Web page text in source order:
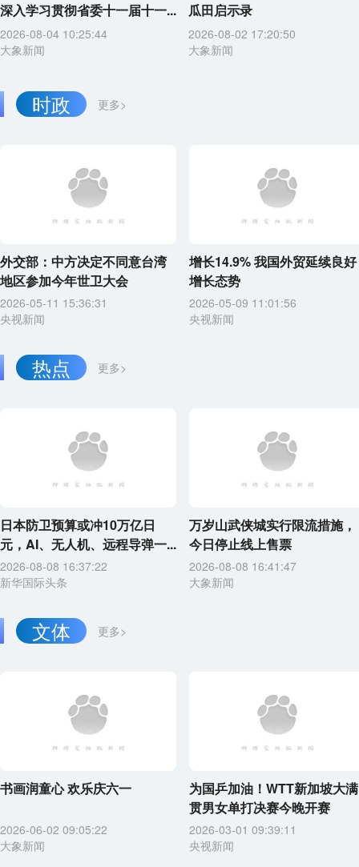
深入学习贯彻省委十一届十一...
2026-08-04 10:25:44
大象新闻
瓜田启示录
2026-08-02 17:20:50
大象新闻
更多>
时政
外交部：中方决定不同意台湾
地区参加今年世卫大会
2026-05-11 15:36:31
央视新闻
增长14.9% 我国外贸延续良好
增长态势
2026-05-09 11:01:56
央视新闻
更多>
热点
日本防卫预算或冲10万亿日
元，AI、无人机、远程导弹一...
2026-08-08 16:37:22
新华国际头条
万岁山武侠城实行限流措施，
今日停止线上售票
2026-08-08 16:41:47
大象新闻
更多>
文体
书画润童心 欢乐庆六一
2026-06-02 09:05:22
大象新闻
为国乒加油！WTT新加坡大满
贯男女单打决赛今晚开赛
2026-03-01 09:39:11
央视新闻